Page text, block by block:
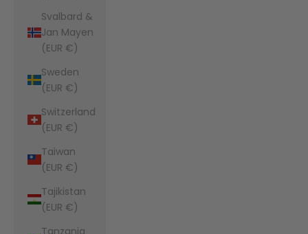
Svalbard &
Jan Mayen
(EUR €)
Sweden
(EUR €)
Switzerland
(EUR €)
Taiwan
(EUR €)
Tajikistan
(EUR €)
Tanzania